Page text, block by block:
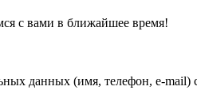
с вами в ближайшее время!
данных (имя, телефон, e-mail)